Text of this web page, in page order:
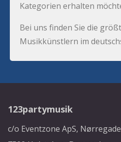
Kategorien erhalten
Bei uns finden Sie die
Musikkünstlern im
123partymusik
c/o Eventzone ApS,